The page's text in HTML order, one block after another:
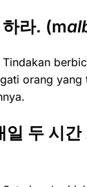
라. (m
orang
두 시